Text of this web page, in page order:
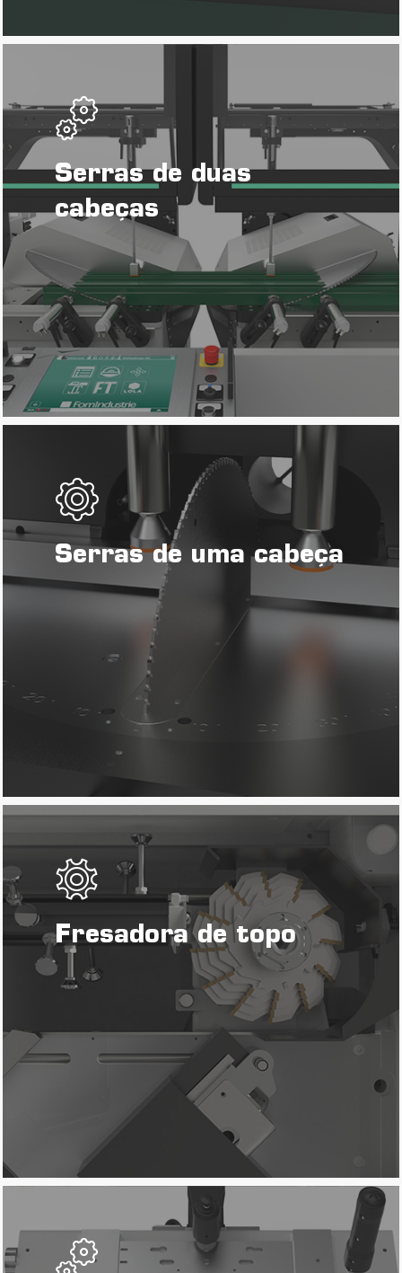
Serras de duas
cabeças
Serras de uma cabeça
Fresadora de topo